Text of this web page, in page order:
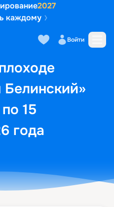
2027
каждому
Войти
15
года
кают Маршрут и